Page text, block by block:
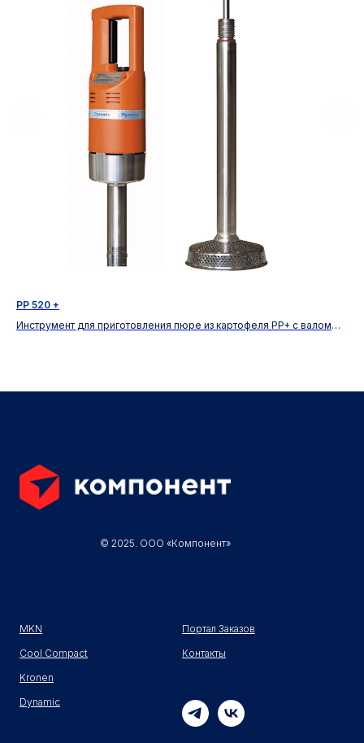
PP 520 +
Инструмент для приготовления пюре из картофеля PP+ с валом
© 2025. ООО «Компонент»
MKN
Cool Compact
Kronen
Dynamic
Портал Заказов
Контакты